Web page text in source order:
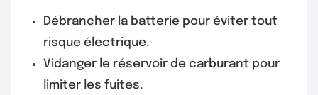
Débrancher la batterie pour éviter tout
risque électrique.
Vidanger le réservoir de carburant pour
limiter les fuites.